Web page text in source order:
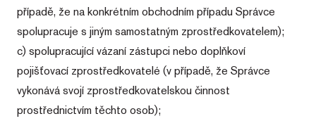
případě, že na konkrétním obchodním případu Správce
spolupracuje s jiným samostatným zprostředkovatelem);
c) spolupracující vázaní zástupci nebo doplňkoví
pojišťovací zprostředkovatelé (v případě, že Správce
vykonává svojí zprostředkovatelskou činnost
prostřednictvím těchto osob);